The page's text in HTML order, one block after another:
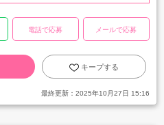
電話で応募 メールで応募
キープする
最終更新： 2025年10月27日 15:16